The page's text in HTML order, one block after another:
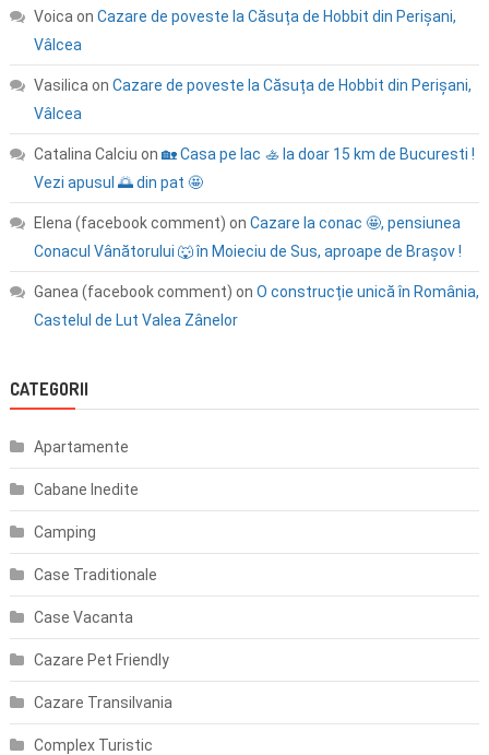
Voica on Cazare de poveste la Căsuța de Hobbit din Perișani,
Vâlcea
Vasilica on Cazare de poveste la Căsuța de Hobbit din Perișani,
Vâlcea
Catalina Calciu on 🏡 Casa pe lac 🚣 la doar 15 km de Bucuresti !
Vezi apusul 🌅 din pat 🤩
Elena (facebook comment) on Cazare la conac 🤩, pensiunea
Conacul Vânătorului 🐺 în Moieciu de Sus, aproape de Brașov !
Ganea (facebook comment) on O construcție unică în România,
Castelul de Lut Valea Zânelor
CATEGORII
Apartamente
Cabane Inedite
Camping
Case Traditionale
Case Vacanta
Cazare Pet Friendly
Cazare Transilvania
Complex Turistic